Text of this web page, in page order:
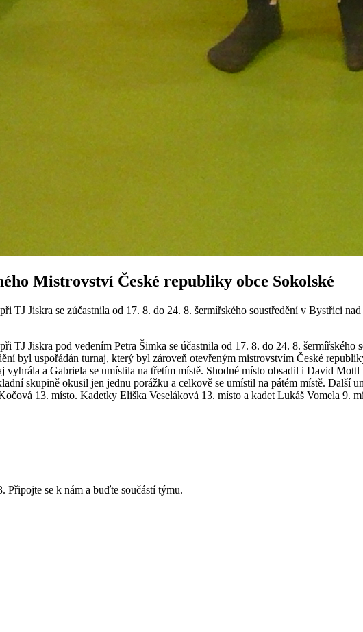
Mistrovství České republiky obce Sokolské
TJ Jiskra se zúčastnila od 17. 8. do 24. 8. šermířského soustředění v Bystřici
TJ Jiskra pod vedením Petra Šimka se účastnila od 17. 8. do 24. 8.
byl uspořádán turnaj, který byl zároveň otevřeným mistrovstvím České
vyhrála a Gabriela se umístila na třetím místě. Shodné místo obsadil i David
skupině okusil jen jednu porážku a celkově se umístil na pátém místě.
13. místo. Kadetky Eliška Veseláková 13. místo a kadet Lukáš Vomela 9.
Připojte se k nám a buďte součástí týmu.